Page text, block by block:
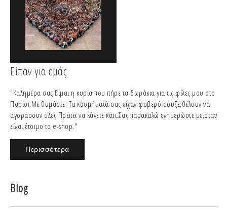
Είπαν για εμάς
"Καλημέρα σας.Είμαι η κυρία που πήρε τα δωράκια για τις φίλες μου στο
Παρίσι.Με θυμάστε; Τα κοσμήματά σας είχαν φοβερό σουξέ,θέλουν να
αγοράσουν όλες.Πρέπει να κάνετε κάτι.Σας παρακαλώ ενημερώστε με,όταν
είναι έτοιμο το e-shop."
Περισσότερα
Blog